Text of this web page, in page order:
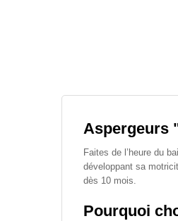
Aspergeurs
Faites de l’heure du
développant sa
dès 10 mois.
Pourquoi